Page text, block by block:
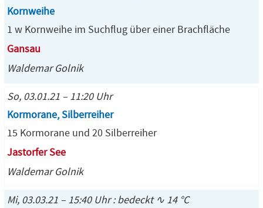
Kornweihe
1 w Kornweihe im Suchflug über einer Brachfläche
Gansau
Waldemar Golnik
So, 03.01.21 – 11:20 Uhr
Kormorane, Silberreiher
15 Kormorane und 20 Silberreiher
Jastorfer See
Waldemar Golnik
Mi, 03.03.21 – 15:40 Uhr : bedeckt ∿ 14 °C